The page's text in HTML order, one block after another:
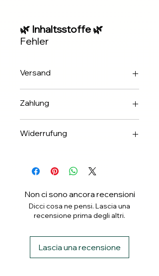
🌿 Inhaltsstoffe 🌿
Fehler
Versand
Zahlung
✅Banküberweisung
Widerrufung
Non ci sono ancora recensioni
Dicci cosa ne pensi. Lascia una
recensione prima degli altri.
Lascia una recensione